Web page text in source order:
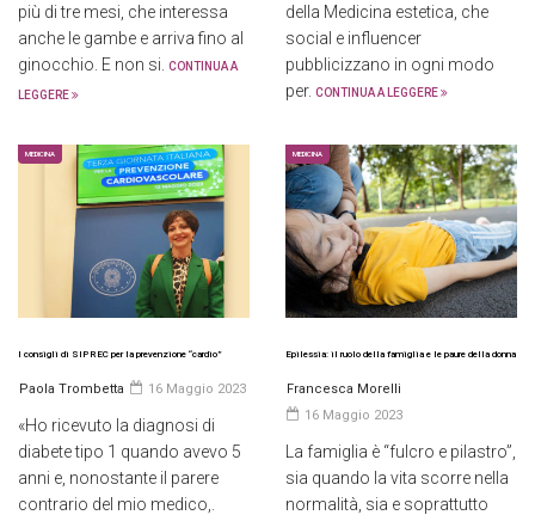
più di tre mesi, che interessa
anche le gambe e arriva fino al
ginocchio. E non si.
CONTINUA A
LEGGERE
della Medicina estetica, che
social e influencer
pubblicizzano in ogni modo
per. CONTINUA A LEGGERE
MEDICINA
I consigli di SIPREC per la prevenzione “cardio”
Paola Trombetta 16 Maggio 2023
«Ho ricevuto la diagnosi di
diabete tipo 1 quando avevo 5
anni e, nonostante il parere
contrario del mio medico,.
MEDICINA
Epilessia: il ruolo della famiglia e le paure della donna
Francesca Morelli
16 Maggio 2023
La famiglia è “fulcro e pilastro”,
sia quando la vita scorre nella
normalità, sia e soprattutto